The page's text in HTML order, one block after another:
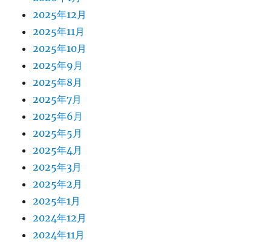
2025年12月
2025年11月
2025年10月
2025年9月
2025年8月
2025年7月
2025年6月
2025年5月
2025年4月
2025年3月
2025年2月
2025年1月
2024年12月
2024年11月